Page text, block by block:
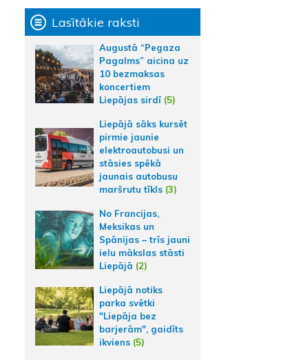
Lasītākie raksti
Augustā “Pegaza
Pagalms” aicina uz
10 bezmaksas
koncertiem
Liepājas sirdī (5)
Liepājā sāks kursēt
pirmie jaunie
elektroautobusi un
stāsies spēkā
jaunais autobusu
maršrutu tīkls (3)
No Francijas,
Meksikas un
Spānijas – trīs jauni
ielu mākslas stāsti
Liepājā (2)
Liepājā notiks
parka svētki
"Liepāja bez
barjerām", gaidīts
ikviens (5)